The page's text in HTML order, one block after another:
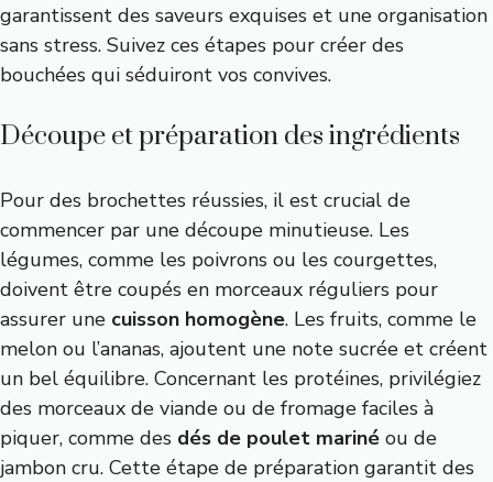
garantissent des saveurs exquises et une organisation
sans stress. Suivez ces étapes pour créer des
bouchées qui séduiront vos convives.
Découpe et préparation des ingrédients
Pour des brochettes réussies, il est crucial de
commencer par une découpe minutieuse. Les
légumes, comme les poivrons ou les courgettes,
doivent être coupés en morceaux réguliers pour
assurer une cuisson homogène. Les fruits, comme le
melon ou l’ananas, ajoutent une note sucrée et créent
un bel équilibre. Concernant les protéines, privilégiez
des morceaux de viande ou de fromage faciles à
piquer, comme des dés de poulet mariné ou de
jambon cru. Cette étape de préparation garantit des